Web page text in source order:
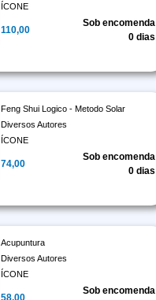
ÍCONE
110,00
Sob encomenda
0 dias
Feng Shui Logico - Metodo Solar
Diversos Autores
ÍCONE
74,00
Sob encomenda
0 dias
Acupuntura
Diversos Autores
ÍCONE
58,00
Sob encomenda